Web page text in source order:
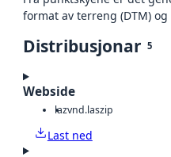
format av terreng (DTM) og
Distribusjonar 5
Webside
lazvnd.laszip
Last ned